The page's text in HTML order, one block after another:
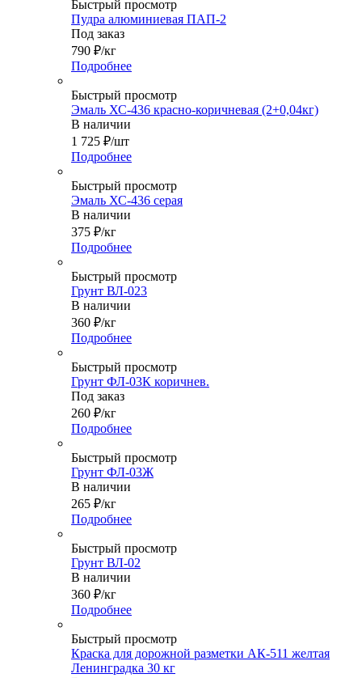
Быстрый просмотр
Пудра алюминиевая ПАП-2
Под заказ
790 ₽/кг
Подробнее
Быстрый просмотр
Эмаль ХС-436 красно-коричневая (2+0,04кг)
В наличии
1 725 ₽/шт
Подробнее
Быстрый просмотр
Эмаль ХС-436 серая
В наличии
375 ₽/кг
Подробнее
Быстрый просмотр
Грунт ВЛ-023
В наличии
360 ₽/кг
Подробнее
Быстрый просмотр
Грунт ФЛ-03К коричнев.
Под заказ
260 ₽/кг
Подробнее
Быстрый просмотр
Грунт ФЛ-03Ж
В наличии
265 ₽/кг
Подробнее
Быстрый просмотр
Грунт ВЛ-02
В наличии
360 ₽/кг
Подробнее
Быстрый просмотр
Краска для дорожной разметки АК-511 желтая
Ленинградка 30 кг